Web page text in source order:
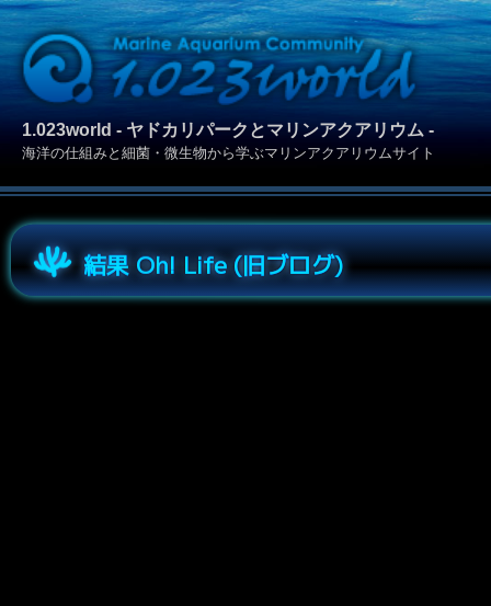
1.023world - ヤドカリパークとマリンアクアリウム -
海洋の仕組みと細菌・微生物から学ぶマリンアクアリウムサイト
結果 Oh! Life (旧ブログ)